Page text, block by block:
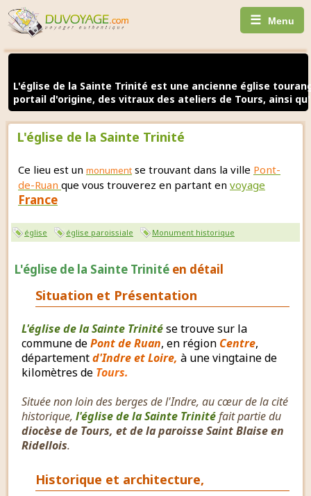
☰ Menu
L'église de la Sainte Trinité est une ancienne église
portail d'origine, des vitraux des ateliers de Tours, ainsi
L'église de la Sainte Trinité
Ce lieu est un monument se trouvant dans la ville Pont-
de-Ruan que vous trouverez en partant en voyage
France
église église paroissiale Monument historique
L'église de la Sainte Trinité en détail
Situation et Présentation
L'église de la Sainte Trinitése trouve sur la
commune dePont de Ruan, en région Centre,
départementd'Indre et Loire, à une vingtaine de
kilomètres de Tours.
Située non loin des berges de l'Indre, au cœur de la cité
historique, l'église de la Sainte Trinitéfait partie du
diocèse de Tours, et de la paroisse Saint Blaise en
Ridellois.
Historique et architecture,